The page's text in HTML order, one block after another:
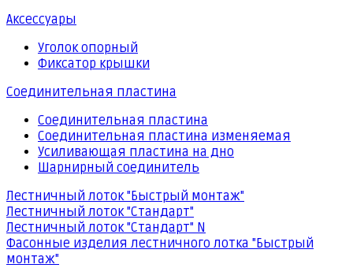
Аксессуары
Уголок опорный
Фиксатор крышки
Соединительная пластина
Соединительная пластина
Соединительная пластина изменяемая
Усиливающая пластина на дно
Шарнирный соединитель
Лестничный лоток "Быстрый монтаж"
Лестничный лоток "Стандарт"
Лестничный лоток "Стандарт" N
Фасонные изделия лестничного лотка "Быстрый
монтаж"